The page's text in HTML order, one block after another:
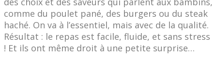
comme du poulet pané, des burgers ou du steak
haché. On va à l’essentiel, mais avec de la qualité.
Résultat : le repas est facile, fluide, et sans stress
! Et ils ont même droit à une petite surprise…